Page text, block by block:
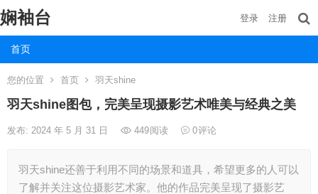
娴袖台
首页
登录 注册
您的位置 首页 羽天shine
羽天shine图包，完美呈现摄影艺术唯美与经典之美
发布: 2024 年 5 月 31 日 449阅读 0评论
羽天shine还善于利用不同的场景和道具，希望更多的人可以
了解并关注这位摄影艺术家。他的作品完美呈现了摄影艺